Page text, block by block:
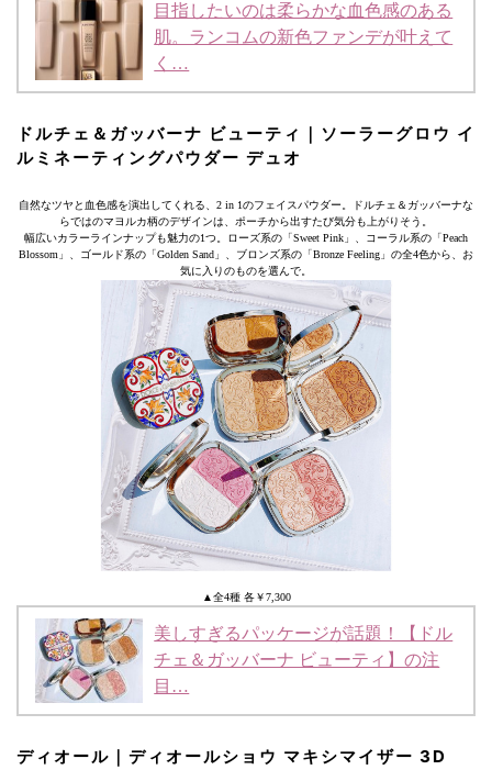
目指したいのは柔らかな血色感のある
肌。ランコムの新色ファンデが叶えて
く…
ドルチェ＆ガッバーナ ビューティ｜ソーラーグロウ イ
ルミネーティングパウダー デュオ
自然なツヤと血色感を演出してくれる、2 in 1のフェイスパウダー。ドルチェ＆ガッバーナな
らではのマヨルカ柄のデザインは、ポーチから出すたび気分も上がりそう。
幅広いカラーラインナップも魅力の1つ。ローズ系の「Sweet Pink」、コーラル系の「Peach
Blossom」、ゴールド系の「Golden Sand」、ブロンズ系の「Bronze Feeling」の全4色から、お
気に入りのものを選んで。
▲全4種 各￥7,300
美しすぎるパッケージが話題！【ドル
チェ＆ガッバーナ ビューティ】の注
目…
ディオール｜ディオールショウ マキシマイザー 3D